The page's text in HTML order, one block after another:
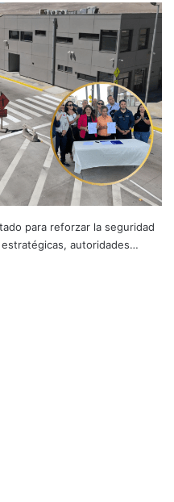
para reforzar la seguridad
autoridades…